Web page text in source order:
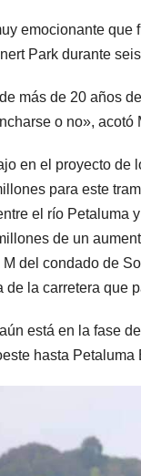
emocionante que
Park durante
más de 20 años
o no», acotó
en el proyecto de
para este
el río Petaluma
de un
del condado de
de la carretera que
está en la fase
hasta